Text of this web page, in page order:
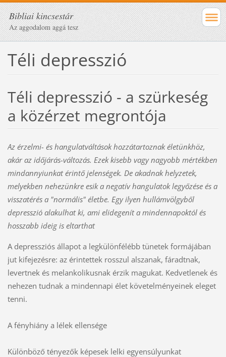
Bibliai kincsestár
Az aggodalom aggá tesz
Téli depresszió
Téli depresszió - a szürkeség
a közérzet megrontója
Az érzelmi- és hangulatváltások hozzátartoznak életünkhöz,
akár az időjárás-változás. Ezek kisebb vagy nagyobb mértékben
mindannyiunkat érintő jelenségek. De akadnak helyzetek,
melyekben nehezünkre esik a negatív hangulatok legyőzése és a
visszatérés a "normális" életbe. Egy ilyen hullámvölgyből
depresszió alakulhat ki, ami elidegenít a mindennapoktól és
hosszabb ideig is eltarthat
A depressziós állapot a legkülönfélébb tünetek formájában
jut kifejezésre: az érintettek rosszul alszanak, fáradtnak,
levertnek és melankolikusnak érzik magukat. Kedvetlenek és
nehezen tudnak a mindennapi élet követelményeinek eleget
tenni.
A fényhiány a lélek ellensége
Különböző tényezők képesek lelki egyensúlyunkat